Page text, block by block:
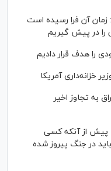
آن فرا رسیده است
را در پیش گیریم
را هدف قرار دادیم
خزانه‌داری آمریکا
به تجاوز اخیر
پیش از آنکه کسی
باید در جنگ پیروز شده